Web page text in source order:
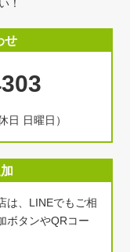
！
せ
日 日曜日）
は、LINEでもご相
ボタンやQRコー